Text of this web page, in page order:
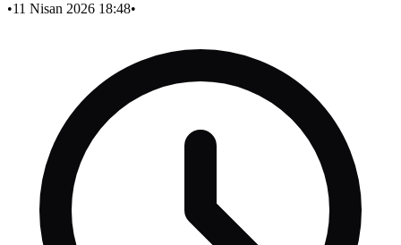
•11 Nisan 2026 18:48•